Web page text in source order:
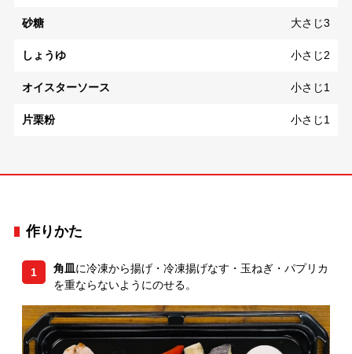
砂糖 大さじ3
しょうゆ 小さじ2
オイスターソース 小さじ1
片栗粉 小さじ1
作りかた
1 角皿に冷凍から揚げ・冷凍揚げなす・玉ねぎ・パプリカ
を重ならないようにのせる。